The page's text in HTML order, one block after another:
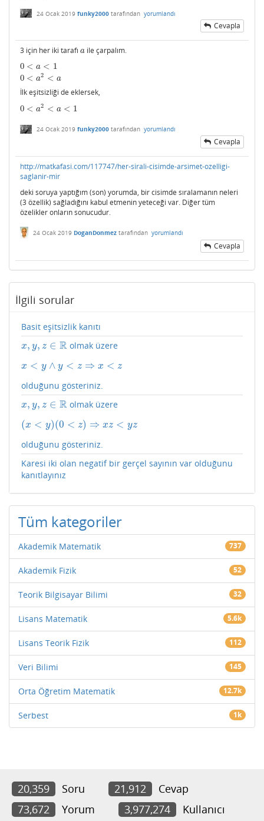
24 Ocak 2019 funky2000 tarafından yorumlandı
Cevapla
3 için her iki tarafı a
a ile çarpalım.
0 < a < 1
0 < a2 < a
0 <a<1 0<a 2
İlk eşitsizliği de eklersek,
0 < a2 < a < 1
0 <a2<a <1
24 Ocak 2019 funky2000 tarafından yorumlandı
Cevapla
http://matkafasi.com/117747/her-sirali-cisimde-arsimet-ozelligi-
saglanir-mir
deki soruya yaptığım (son) yorumda, bir cisimde sıralamanın neleri
(3 özellik) sağladığını kabul etmenin yeteceği var. Diğer tüm
özelikler onların sonucudur.
24 Ocak 2019 DoganDonmez tarafından yorumlandı
Cevapla
İlgili sorular
Basit eşitsizlik kanıtı
x, y, z ∈ R
x,y ,z∈R olmak üzere
x < y ∧ y < z ⇒ x < z
x<y∧ y< z⇒ x<z
olduğunu gösteriniz.
x, y, z ∈ R
x,y ,z∈R olmak üzere
(x < y)(0 < z) ⇒ xz < yz
(x<y) 0< z)⇒xz<yz
olduğunu gösteriniz.
Karesi iki olan negatif bir gerçel sayının var olduğunu
kanıtlayınız
Tüm kategoriler
Akademik Matematik 737
Akademik Fizik 52
Teorik Bilgisayar Bilimi 32
Lisans Matematik 5.6k
Lisans Teorik Fizik 112
Veri Bilimi 145
Orta Öğretim Matematik 12.7k
Serbest 1k
20,359 Soru 21,912
Cevap
73,672
Yorum 3,977,274 Kullanıcı